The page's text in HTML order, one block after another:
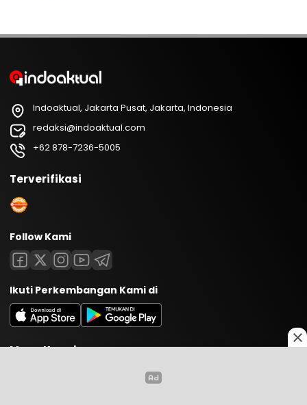
0
Indoaktual, Jakarta Pusat, Jakarta, Indonesia
redaksi@indoaktual.com
+62 878-7236-5005
Terverifikasi
Follow Kami
Ikuti Perkembangan Kami di
Menu Kanal
Lifestyle
Kesehatan